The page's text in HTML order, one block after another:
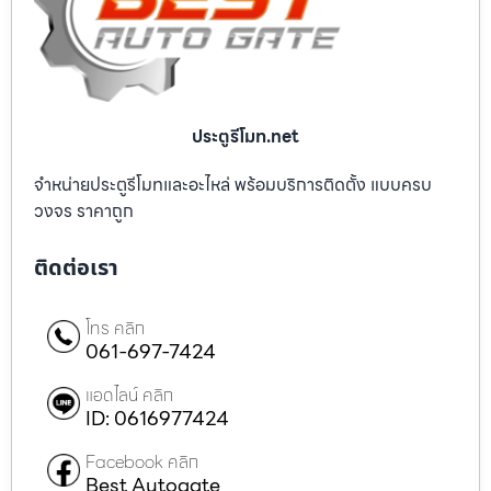
ประตูรีโมท.net
จำหน่ายประตูรีโมทและอะไหล่ พร้อมบริการติดตั้ง แบบครบ
วงจร ราคาถูก
ติดต่อเรา
โทร คลิก
061-697-7424
แอดไลน์ คลิก
ID: 0616977424
Facebook คลิก